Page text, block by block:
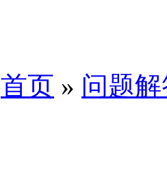
首页 » 问题